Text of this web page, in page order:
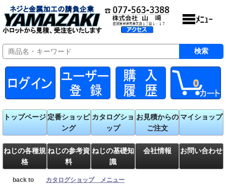
0
トップページ 定番ショッピ
ング
カタログショ
ップ
お見積からの
ご注文
マイショップ
ねじの各種規
格
ねじの参考資
料
ねじの基礎知
識
会社情報 お問い合わせ
back to カタログショップ メニュー